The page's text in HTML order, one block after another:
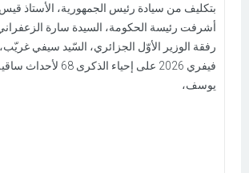
بتكليف من سيادة رئيس الجمهورية، الأستاذ
أشرفت رئيسة الحكومة، السيدة سارة
فيفري 2026 على إحياء الذكرى
يوسف،